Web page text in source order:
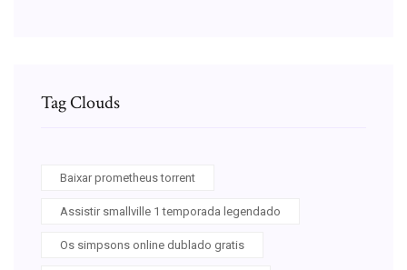
Tag Clouds
Baixar prometheus torrent
Assistir smallville 1 temporada legendado
Os simpsons online dublado gratis